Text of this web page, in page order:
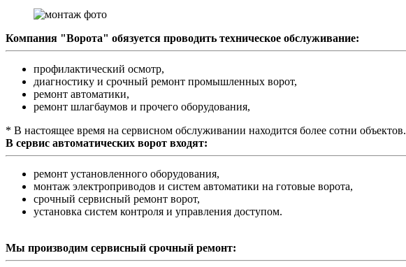
Компания "Ворота" обязуется проводить техническое обслуживание:
профилактический осмотр,
диагностику и срочный ремонт промышленных ворот,
ремонт автоматики,
ремонт шлагбаумов и прочего оборудования,
* В настоящее время на сервисном обслуживании находится более сотни объектов.
В сервис автоматических ворот входят:
ремонт установленного оборудования,
монтаж электроприводов и систем автоматики на готовые ворота,
срочный сервисный ремонт ворот,
установка систем контроля и управления доступом.
Мы производим сервисный срочный ремонт: